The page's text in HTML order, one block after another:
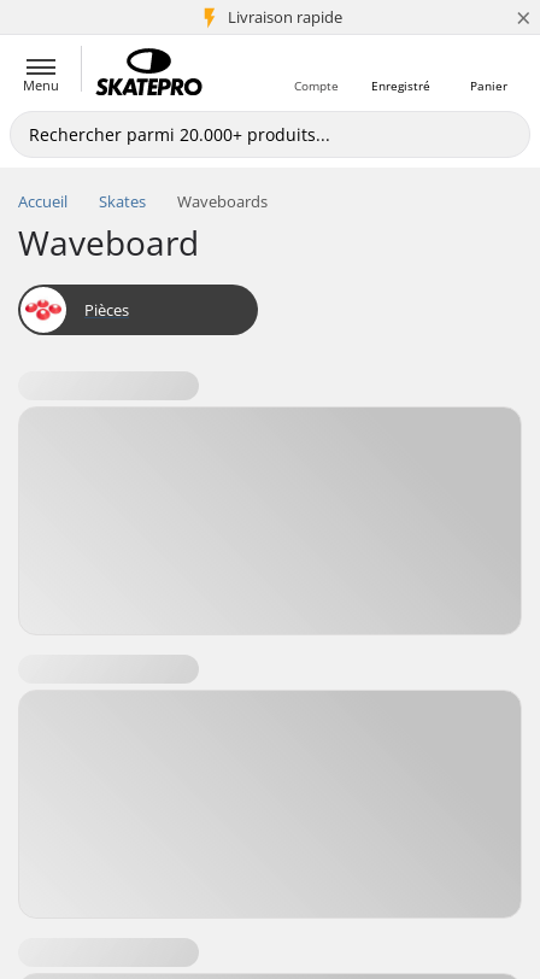
Livraison rapide
+5 mio de clients ×
Menu Panier
Enregistré
Compte
Accueil Skates Waveboards
Waveboard
Pièces